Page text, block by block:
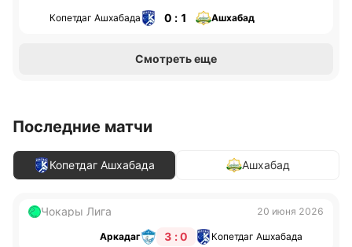
Копетдаг Ашхабада 0 : 1 Ашхабад
Смотреть еще
Последние матчи
Копетдаг Ашхабада Ашхабад
Чокары Лига 20 июня 2026
Аркадаг 3 : 0 Копетдаг Ашхабада